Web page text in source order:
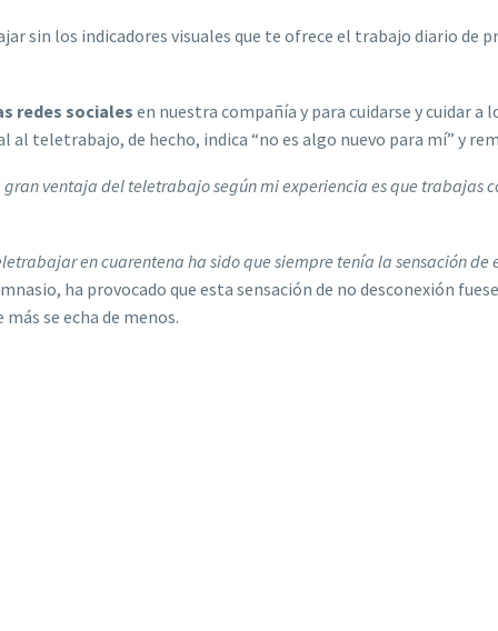
sin los indicadores visuales que te ofrece el trabajo diario de
redes sociales en nuestra compañía y para cuidarse y cuidar a
al teletrabajo, de hecho, indica “no es algo nuevo para mí” y
gran ventaja del teletrabajo según mi experiencia es que trabajas
en cuarentena ha sido que siempre tenía la sensación de
ha provocado que esta sensación de no desconexión
se echa de menos.